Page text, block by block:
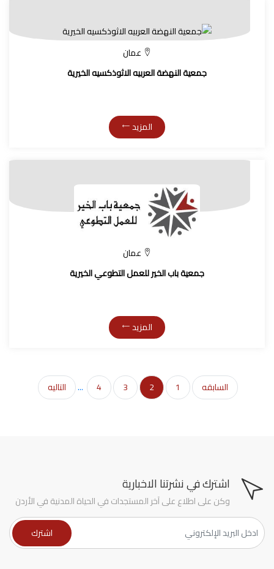
عمان
جمعية النهضة العربيه الاثوذكسيه الخيرية
المزيد
عمان
جمعية باب الخير للعمل التطوعي الخيرية
المزيد
السابقه 1
2
3
4
... التاليه
اشترك في نشرتنا الاخبارية
وكن على اطلاع على آخر المستجدات في الحياة المدنية في الأردن